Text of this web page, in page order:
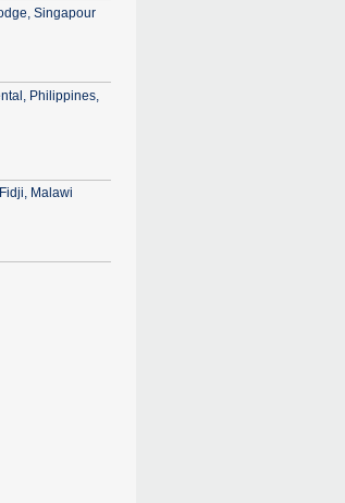
Singapour
Philippines,
Malawi